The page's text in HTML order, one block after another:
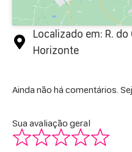
Localizado em: R.
Horizonte
Ainda não há comentários.
Sua avaliação geral